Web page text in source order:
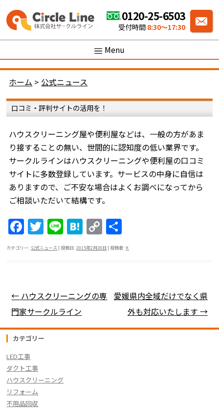
0120-25-6503
受付時間 8:30〜17:30
Menu
ホーム > 公式ニュース
口コミ・評判サイトの活用を！
ハウスクリーニング屋や便利屋などは、一般の方があま
り接することの無い、世間的に認知度の低い業界です。
サークルラインはハウスクリーニングや便利屋の口コミ
サイトに多数登録しています。サービスの中身に自信は
ありますので、ご不安な場合はよくお調べになってから
ご相談いただいて結構です。
F
a
c
b
o
o
k
T
w
itt
Li
n
e
H
at
e
a
C
o
p
Li
n
有
カテゴリー:公式ニュース | 投稿日:2015年2月28日 |投稿者: K
投稿ナビゲーション
← ハウスクリーニングの専
門家サークルライン
愛媛県内全域だけでなく県
外も対応いたします →
カテゴリー
LED工事
ダクト工事
ハウスクリーニング
リフォーム
不用品回収